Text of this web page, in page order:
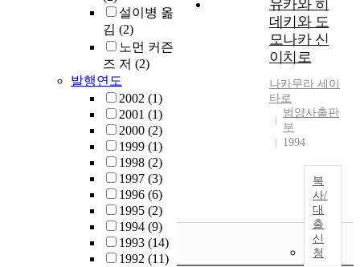
설이병 옮
김 (2)
노먼 커즌
즈 저 (2)
발행연도
2002 (1)
2001 (1)
2000 (2)
1999 (1)
1998 (2)
1997 (3)
1996 (6)
1995 (2)
1994 (9)
1993 (14)
1992 (11)
유카와 히
데키와 도
모나카 신
이치로
나카무라 세이
타로
범양사출판
부
1994
복
사/
대
출
신
청